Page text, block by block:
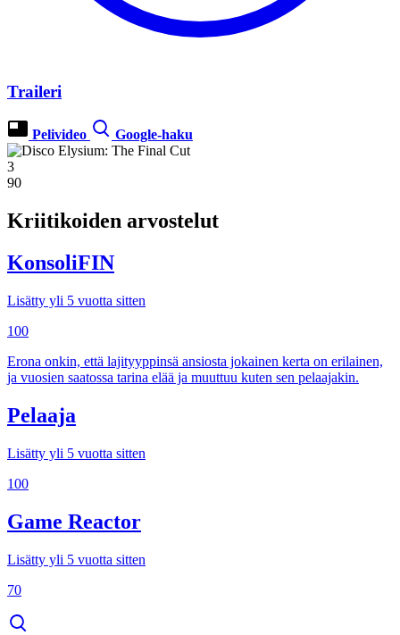
Traileri
Pelivideo Google-haku
3
90
Kriitikoiden arvostelut
KonsoliFIN
Lisätty yli 5 vuotta sitten
100
Erona onkin, että lajityyppinsä ansiosta jokainen kerta on erilainen,
ja vuosien saatossa tarina elää ja muuttuu kuten sen pelaajakin.
Pelaaja
Lisätty yli 5 vuotta sitten
100
Game Reactor
Lisätty yli 5 vuotta sitten
70